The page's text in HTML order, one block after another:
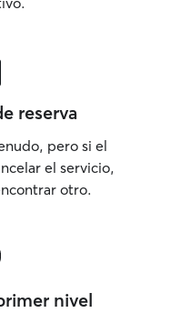
reserva
pero si el
el servicio,
otro.
nivel